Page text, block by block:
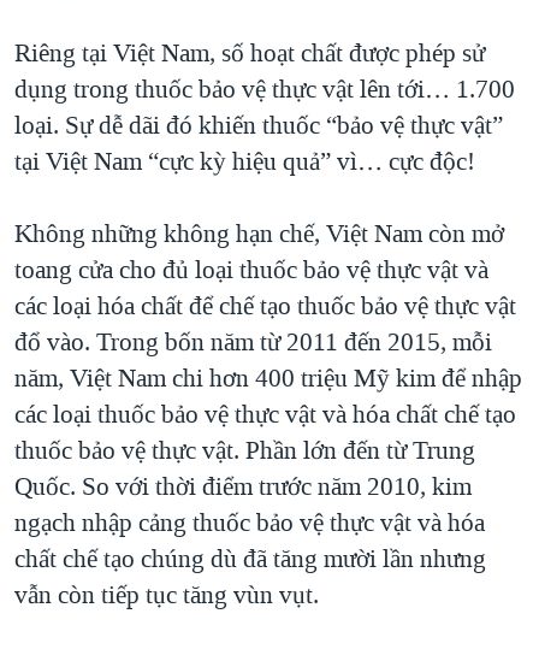
Riêng tại Việt Nam, số hoạt chất được phép sử
dụng trong thuốc bảo vệ thực vật lên tới… 1.700
loại. Sự dễ dãi đó khiến thuốc “bảo vệ thực vật”
tại Việt Nam “cực kỳ hiệu quả” vì… cực độc!
Không những không hạn chế, Việt Nam còn mở
toang cửa cho đủ loại thuốc bảo vệ thực vật và
các loại hóa chất để chế tạo thuốc bảo vệ thực vật
đổ vào. Trong bốn năm từ 2011 đến 2015, mỗi
năm, Việt Nam chi hơn 400 triệu Mỹ kim để nhập
các loại thuốc bảo vệ thực vật và hóa chất chế tạo
thuốc bảo vệ thực vật. Phần lớn đến từ Trung
Quốc. So với thời điểm trước năm 2010, kim
ngạch nhập cảng thuốc bảo vệ thực vật và hóa
chất chế tạo chúng dù đã tăng mười lần nhưng
vẫn còn tiếp tục tăng vùn vụt.